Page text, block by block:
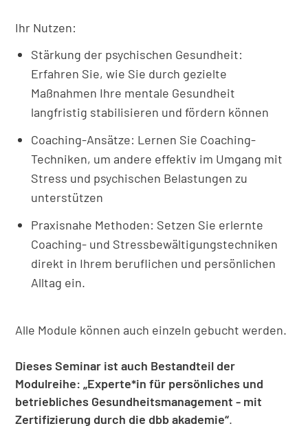
Ihr Nutzen:
Stärkung der psychischen Gesundheit:
Erfahren Sie, wie Sie durch gezielte
Maßnahmen Ihre mentale Gesundheit
langfristig stabilisieren und fördern können
Coaching-Ansätze: Lernen Sie Coaching-
Techniken, um andere effektiv im Umgang mit
Stress und psychischen Belastungen zu
unterstützen
Praxisnahe Methoden: Setzen Sie erlernte
Coaching- und Stressbewältigungstechniken
direkt in Ihrem beruflichen und persönlichen
Alltag ein.
Alle Module können auch einzeln gebucht werden.
Dieses Seminar ist auch Bestandteil der
Modulreihe: „Experte*in für persönliches und
betriebliches Gesundheitsmanagement - mit
Zertifizierung durch die dbb akademie“.